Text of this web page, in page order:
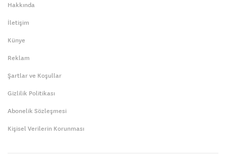
Hakkında
İletişim
Künye
Reklam
Şartlar ve Koşullar
Gizlilik Politikası
Abonelik Sözleşmesi
Kişisel Verilerin Korunması